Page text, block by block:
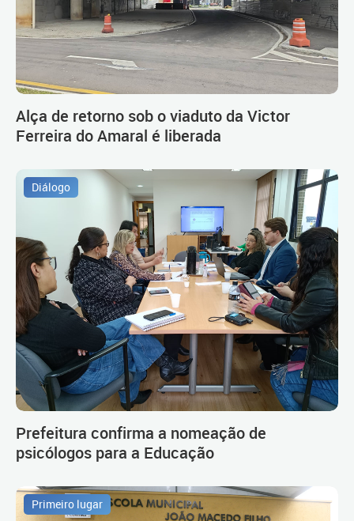
Alça de retorno sob o viaduto da Victor
Ferreira do Amaral é liberada
Diálogo
Prefeitura confirma a nomeação de
psicólogos para a Educação
Primeiro lugar